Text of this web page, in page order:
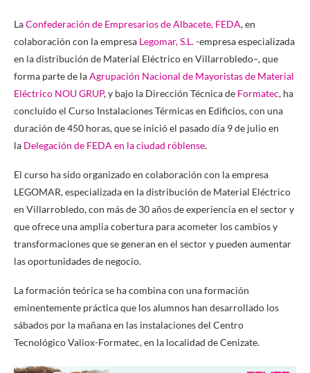
LaConfederación de Empresarios de Albacete, FEDA, en
colaboración con la empresa Legomar, S.L.-empresa especializada
en la distribución de Material Eléctrico en Villarrobledo–, que
forma parte de laAgrupación Nacional de Mayoristas de Material
Eléctrico NOU GRUP, y bajo la Dirección Técnica de Formatec, ha
concluido el Curso Instalaciones Térmicas en Edificios, con una
duración de 450 horas, que se inició el pasado día 9 de julio en
la Delegación de FEDA en la ciudad róblense.
El curso ha sido organizado en colaboración con la empresa
LEGOMAR, especializada en la distribución de Material Eléctrico
en Villarrobledo, con más de 30 años de experiencia en el sector y
que ofrece una amplia cobertura para acometer los cambios y
transformaciones que se generan en el sector y pueden aumentar
las oportunidades de negocio.
La formación teórica se ha combina con una formación
eminentemente práctica que los alumnos han desarrollado los
sábados por la mañana en las instalaciones del Centro
Tecnológico Valiox-Formatec, en la localidad de Cenizate.